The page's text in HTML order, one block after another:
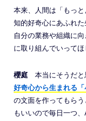
本来、人間は「もっ
知的好奇心にあふれた
自分の業務や組織に
に取り組んでいってほ
櫻庭本当にそうだと
好奇心から生まれる「
の文面を作ってもら
もいいので毎日一つ